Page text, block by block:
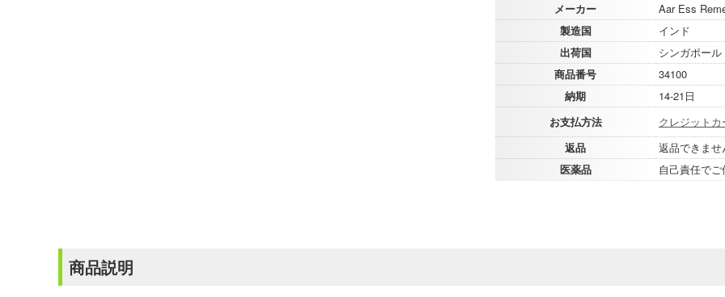
メーカー
Aar Ess
製造国
インド
出荷国
シンガポール
商品番号
34100
納期
14-21日
お支払方法
クレジットカ
返品
返品できま
医薬品
自己責任で
商品説明